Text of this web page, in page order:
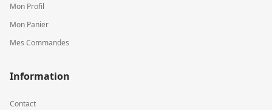
Mon Profil
Mon Panier
Mes Commandes
Information
Contact